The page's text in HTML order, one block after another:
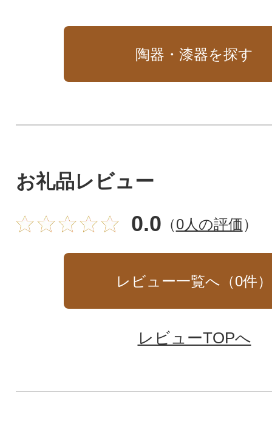
陶器・漆器を探す
お礼品レビュー
0.0 （0人の評価）
レビュー一覧へ（0件）
レビューTOPへ